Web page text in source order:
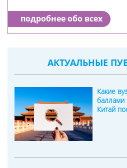
подробнее обо всех
АКТУАЛЬНЫЕ
Какие
баллами
Китай